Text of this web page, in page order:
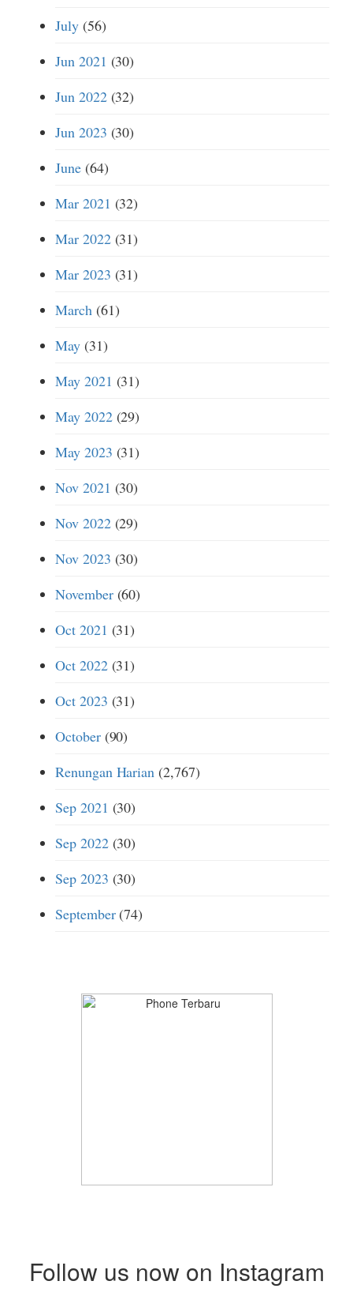
July(56)
Jun 2021 (30)
Jun 2022(32)
Jun 2023 (30)
June(64)
Mar 2021 (32)
Mar 2022(31)
Mar 2023 (31)
March(61)
May(31)
May 2021 (31)
May 2022(29)
May 2023 (31)
Nov 2021 (30)
Nov 2022(29)
Nov 2023 (30)
November(60)
Oct 2021 (31)
Oct 2022(31)
Oct 2023 (31)
October(90)
Renungan Harian (2,767)
Sep 2021 (30)
Sep 2022(30)
Sep 2023 (30)
September(74)
Follow us now on Instagram